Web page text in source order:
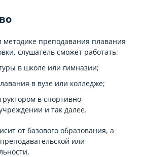
преподавания плавания
слушатель сможет работать:
в школе или гимназии;
в вузе или колледже;
в спортивно-
и так далее.
от базового образования, а
или